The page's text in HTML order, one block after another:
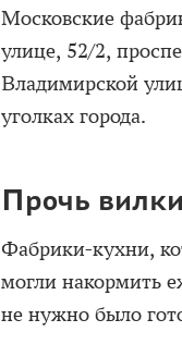
Московские
улице, 52/2,
Владимирской
уголках города.
Прочь
Фабрики-кухни,
могли накормить
не нужно было